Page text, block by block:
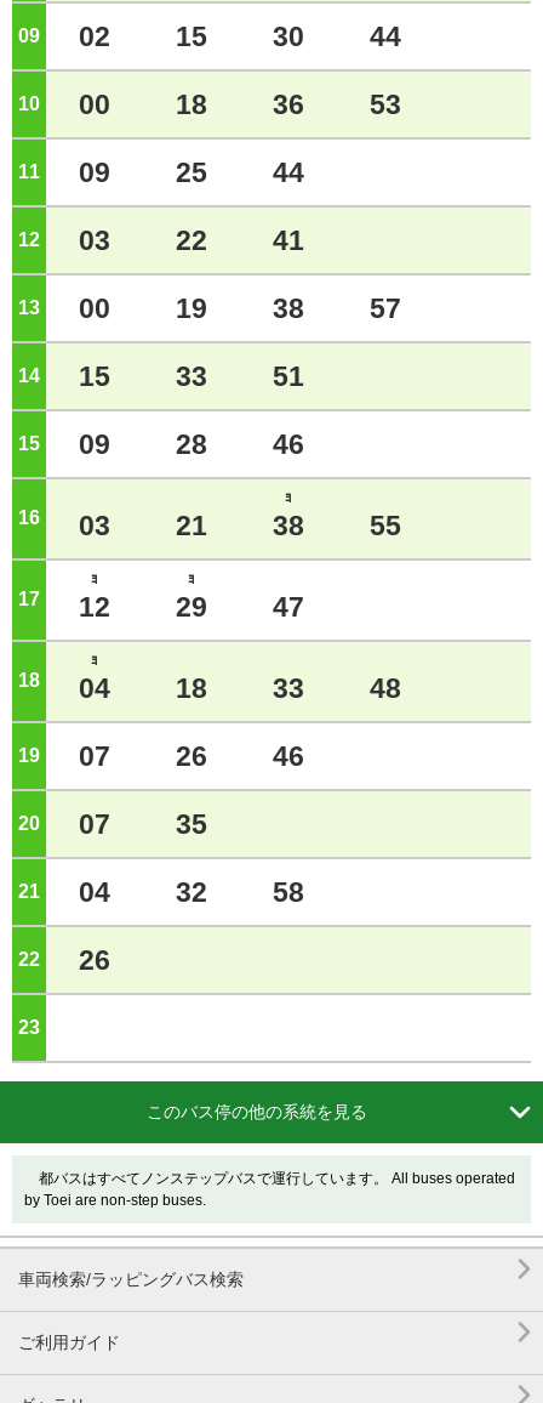
09 02 15 30 44
10 00 18 36 53
11 09 25 44
12 03 22 41
13 00 19 38 57
14 15 33 51
15 09 28 46
16 03 21
ﾖ
38 55
17
ﾖ
12
ﾖ
29 47
18
ﾖ
04 18 33 48
19 07 26 46
20 07 35
21 04 32 58
22 26
23
このバス停の他の系統を見る 
都バスはすべてノンステップバスで運行しています。 All buses operated
by Toei are non-step buses.
車両検索/ラッピングバス検索 
ご利用ガイド 